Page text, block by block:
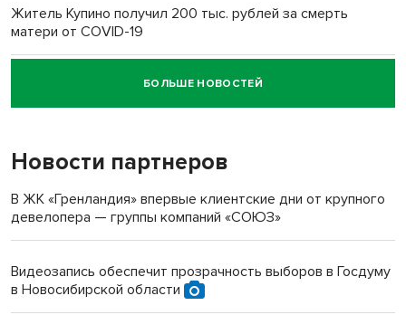
Житель Купино получил 200 тыс. рублей за смерть
матери от COVID-19
Новосибирский суд наказал водителя за смерть
пенсионерки на вокзале
БОЛЬШЕ НОВОСТЕЙ
Новости партнеров
В ЖК «Гренландия» впервые клиентские дни от крупного
девелопера — группы компаний «СОЮЗ»
Видеозапись обеспечит прозрачность выборов в Госдуму
в Новосибирской области